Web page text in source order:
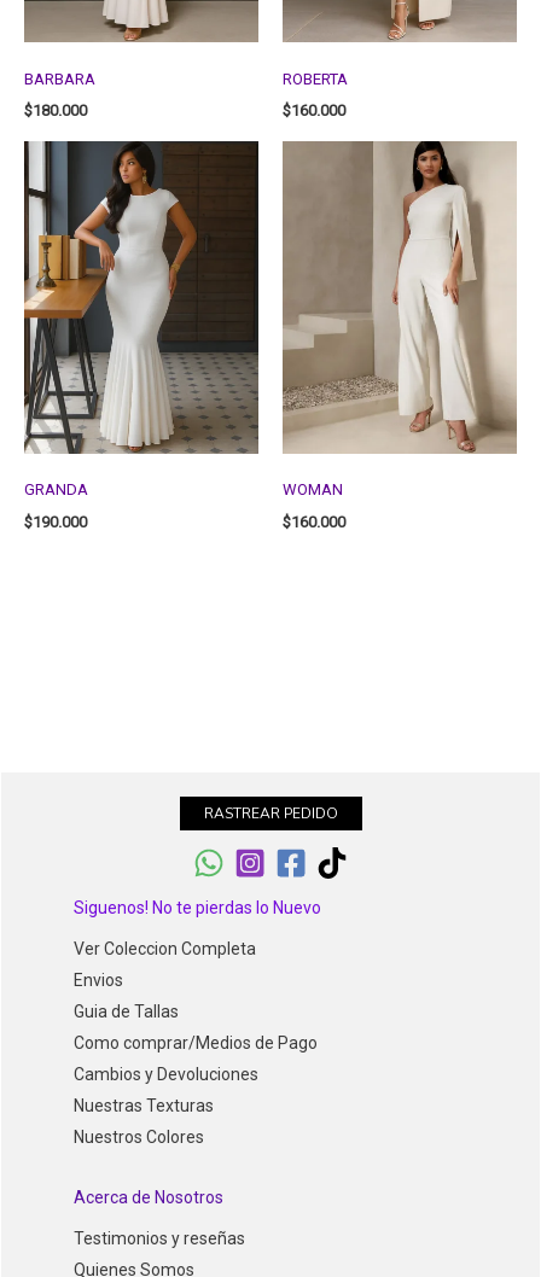
BARBARA
$180.000
ROBERTA
$160.000
GRANDA
$190.000
WOMAN
$160.000
RASTREAR PEDIDO
Siguenos! No te pierdas lo Nuevo
Ver Coleccion Completa
Envios
Guia de Tallas
Como comprar/Medios de Pago
Cambios y Devoluciones
Nuestras Texturas
Nuestros Colores
Acerca de Nosotros
Testimonios y reseñas
Quienes Somos